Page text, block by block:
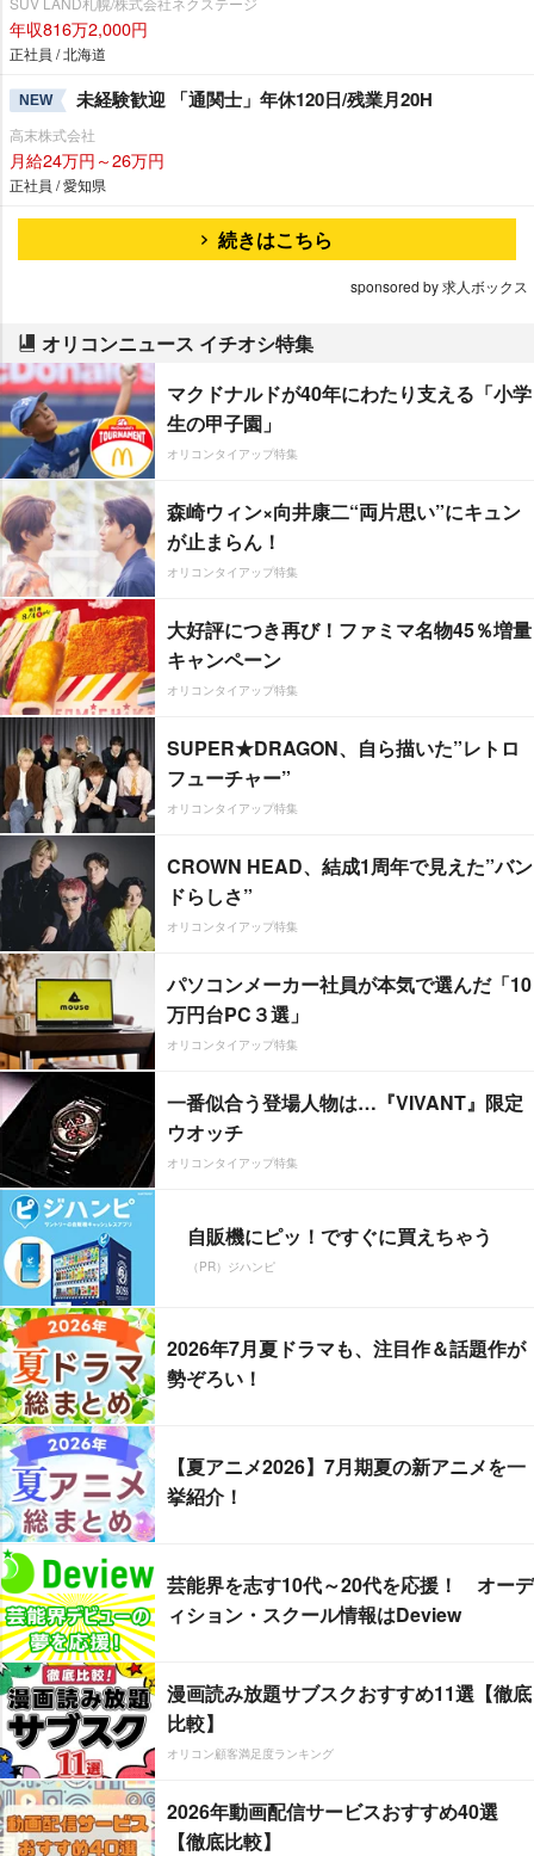
年収816万2,000円
正社員 / 北海道
NEW 未経験歓迎 「通関士」年休120日/残業月20H
高末株式会社
月給24万円～26万円
正社員 / 愛知県
続きはこちら
sponsored by 求人ボックス
オリコンニュース イチオシ特集
マクドナルドが40年にわたり支える「小学
生の甲子園」
オリコンタイアップ特集
森崎ウィン×向井康二“両片思い”にキュン
が止まらん！
オリコンタイアップ特集
大好評につき再び！ファミマ名物45％増量
キャンペーン
オリコンタイアップ特集
SUPER★DRAGON、自ら描いた”レトロ
フューチャー”
オリコンタイアップ特集
CROWN HEAD、結成1周年で見えた”バン
ドらしさ”
オリコンタイアップ特集
パソコンメーカー社員が本気で選んだ「10
万円台PC３選」
オリコンタイアップ特集
一番似合う登場人物は…『VIVANT』限定
ウオッチ
オリコンタイアップ特集
自販機にピッ！ですぐに買えちゃう
（PR）ジハンピ
2026年7月夏ドラマも、注目作＆話題作が
勢ぞろい！
【夏アニメ2026】7月期夏の新アニメを一
挙紹介！
芸能界を志す10代～20代を応援！ オーデ
ィション・スクール情報はDeview
漫画読み放題サブスクおすすめ11選【徹底
比較】
オリコン顧客満足度ランキング
2026年動画配信サービスおすすめ40選
【徹底比較】